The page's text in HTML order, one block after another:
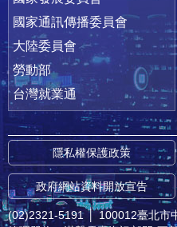
國家通訊傳播委員會
大陸委員會
勞動部
台灣就業通
隱私權保護政策
政府網站資料開放宣告
(02)2321-5191 │ 100012臺北市